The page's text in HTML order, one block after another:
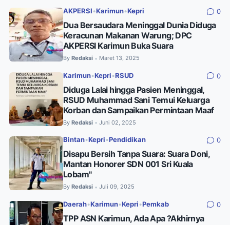
AKPERSI •Karimun•Kepri 0
Dua Bersaudara Meninggal Dunia Diduga
Keracunan Makanan Warung; DPC
AKPERSI Karimun Buka Suara
By Redaksi • Maret 13, 2025
Karimun•Kepri •RSUD 0
Diduga Lalai hingga Pasien Meninggal,
RSUD Muhammad Sani Temui Keluarga
Korban dan Sampaikan Permintaan Maaf
By Redaksi • Juni 02, 2025
Bintan•Kepri •Pendidikan 0
Disapu Bersih Tanpa Suara: Suara Doni,
Mantan Honorer SDN 001 Sri Kuala
Lobam"
By Redaksi • Juli 09, 2025
Daerah•Karimun•Kepri •Pemkab 0
TPP ASN Karimun, Ada Apa ?Akhirnya